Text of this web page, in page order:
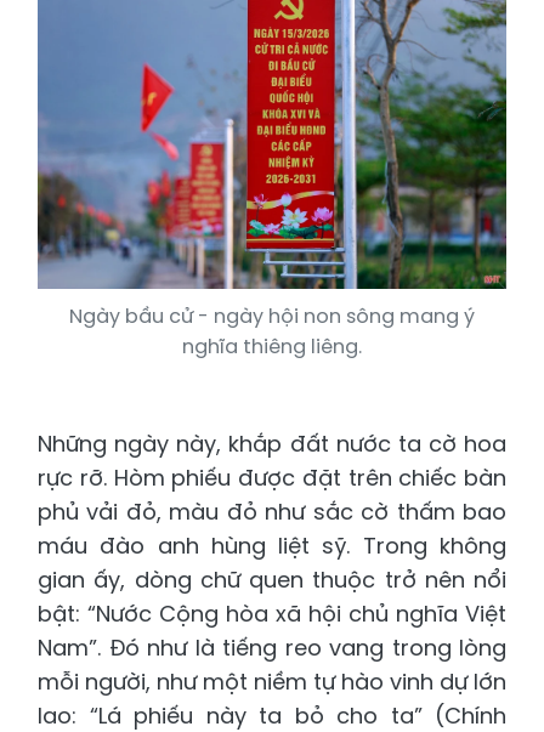
Ngày bầu cử - ngày hội non sông mang ý
nghĩa thiêng liêng.
Những ngày này, khắp đất nước ta cờ hoa
rực rỡ. Hòm phiếu được đặt trên chiếc bàn
phủ vải đỏ, màu đỏ như sắc cờ thấm bao
máu đào anh hùng liệt sỹ. Trong không
gian ấy, dòng chữ quen thuộc trở nên nổi
bật: “Nước Cộng hòa xã hội chủ nghĩa Việt
Nam”. Đó như là tiếng reo vang trong lòng
mỗi người, như một niềm tự hào vinh dự lớn
lao: “Lá phiếu này ta bỏ cho ta” (Chính